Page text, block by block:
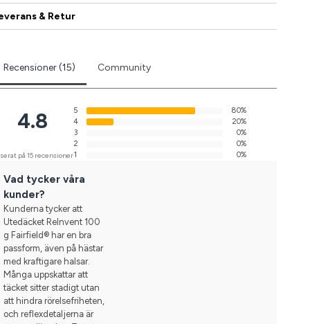
& Retur
Recensioner (15) Community
4.8
på 15 recensioner
5
80%
4
20%
3
0%
2
0%
1
0%
Vad tycker våra
kunder?
Kunderna tycker att
Utedäcket ReInvent 100
g Fairfield® har en bra
passform, även på hästar
med kraftigare halsar.
Många uppskattar att
täcket sitter stadigt utan
att hindra rörelsefriheten,
och reflexdetaljerna är